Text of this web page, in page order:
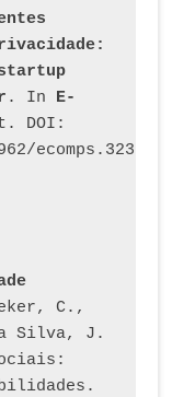
. In E-
DOI:
ecomps.3231
C.,
Silva, J.